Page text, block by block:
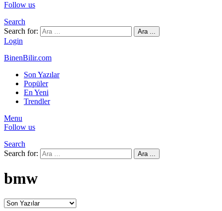
Follow us
Search
Search for:
Ara ...
Login
BinenBilir.com
Son Yazılar
Popüler
En Yeni
Trendler
Menu
Follow us
Search
Search for:
Ara ...
bmw